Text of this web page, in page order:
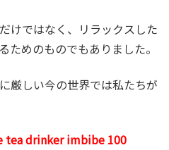
けではなく、リラックスした
ためのものでもありました。
厳しい今の世界では私たちが
tea drinker imbibe 100